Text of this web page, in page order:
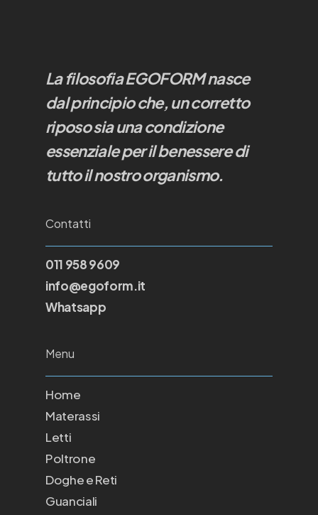
La filosofia EGOFORM nasce
dal principio che, un corretto
riposo sia una condizione
essenziale per il benessere di
tutto il nostro organismo.
Contatti
011 958 9609
info@egoform.it
Whatsapp
Menu
Home
Materassi
Letti
Poltrone
Doghe e Reti
Guanciali